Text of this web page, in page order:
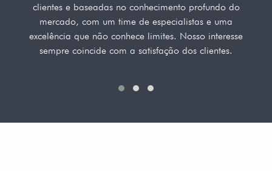
clientes e baseadas no conhecimento profundo do
mercado, com um time de especialistas e uma
excelência que não conhece limites. Nosso interesse
sempre coincide com a satisfação dos clientes.